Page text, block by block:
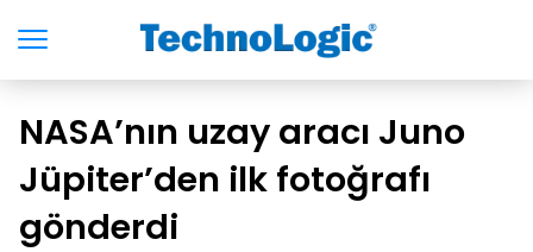
NASA’nın uzay aracı Juno
Jüpiter’den ilk fotoğrafı
gönderdi